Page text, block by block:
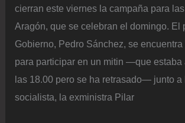
cierran este viernes la campaña para
Aragón, que se celebran el domingo. El
Gobierno, Pedro Sánchez, se
para participar en un mitin —que estaba
las 18.00 pero se ha retrasado— junto a
socialista, la exministra Pilar